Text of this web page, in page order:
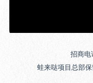
招商
蛙来哒项目总部